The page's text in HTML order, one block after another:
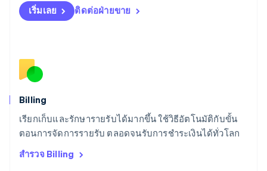
เริ่มเลย ติดต่อฝ่ายขาย
Billing
เรียกเก็บและรักษารายรับได้มากขึ้น ใช้วิธีอัตโนมัติกับขั้น
ตอนการจัดการรายรับ ตลอดจนรับการชำระเงินได้ทั่วโลก
สำรวจ Billing
EspañolEnglish
สโลวาเกีย
สวิตเซอร์แลนด์
Deutsch
สวีเดน
Svenska
สหรัฐอเมริกา
EnglishEspañol简体中文
English